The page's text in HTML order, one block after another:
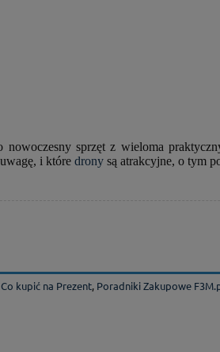
nowoczesny sprzęt z wieloma
i które drony są atrakcyjne, o tym
Co kupić na Prezent, Poradniki Zakupowe